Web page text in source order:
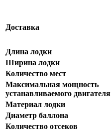
Доставка
Длина лодки
Ширина лодки
Количество мест
Максимальная мощность
устанавливаемого двигателя
Материал лодки
Диаметр баллона
Количество отсеков